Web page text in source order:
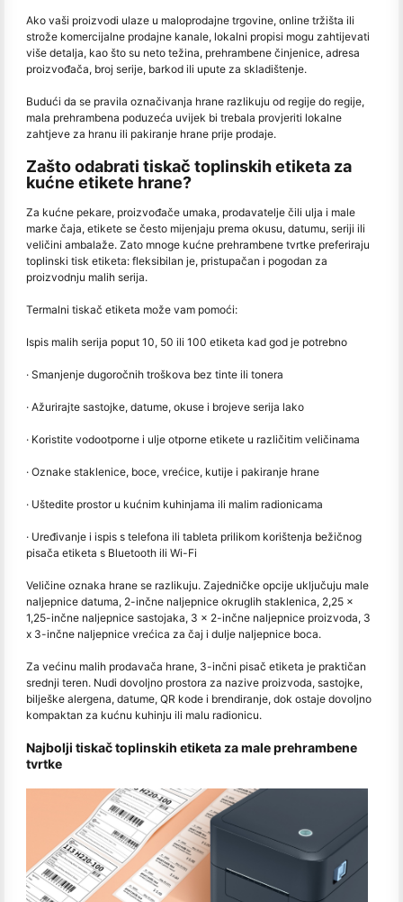
Ako vaši proizvodi ulaze u maloprodajne trgovine, online tržišta ili
strože komercijalne prodajne kanale, lokalni propisi mogu zahtijevati
više detalja, kao što su neto težina, prehrambene činjenice, adresa
proizvođača, broj serije, barkod ili upute za skladištenje.
Budući da se pravila označivanja hrane razlikuju od regije do regije,
mala prehrambena poduzeća uvijek bi trebala provjeriti lokalne
zahtjeve za hranu ili pakiranje hrane prije prodaje.
Zašto odabrati tiskač toplinskih etiketa za
kućne etikete hrane?
Za kućne pekare, proizvođače umaka, prodavatelje čili ulja i male
marke čaja, etikete se često mijenjaju prema okusu, datumu, seriji ili
veličini ambalaže. Zato mnoge kućne prehrambene tvrtke preferiraju
toplinski tisk etiketa: fleksibilan je, pristupačan i pogodan za
proizvodnju malih serija.
Termalni tiskač etiketa može vam pomoći:
Ispis malih serija poput 10, 50 ili 100 etiketa kad god je potrebno
· Smanjenje dugoročnih troškova bez tinte ili tonera
· Ažurirajte sastojke, datume, okuse i brojeve serija lako
· Koristite vodootporne i ulje otporne etikete u različitim veličinama
· Oznake staklenice, boce, vrećice, kutije i pakiranje hrane
· Uštedite prostor u kućnim kuhinjama ili malim radionicama
· Uređivanje i ispis s telefona ili tableta prilikom korištenja bežičnog
pisača etiketa s Bluetooth ili Wi-Fi
Veličine oznaka hrane se razlikuju. Zajedničke opcije uključuju male
naljepnice datuma, 2-inčne naljepnice okruglih staklenica, 2,25 x
1,25-inčne naljepnice sastojaka, 3 x 2-inčne naljepnice proizvoda, 3
x 3-inčne naljepnice vrećica za čaj i dulje naljepnice boca.
Za većinu malih prodavača hrane, 3-inčni pisač etiketa je praktičan
srednji teren. Nudi dovoljno prostora za nazive proizvoda, sastojke,
bilješke alergena, datume, QR kode i brendiranje, dok ostaje dovoljno
kompaktan za kućnu kuhinju ili malu radionicu.
Najbolji tiskač toplinskih etiketa za male prehrambene
tvrtke